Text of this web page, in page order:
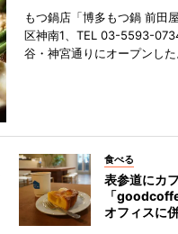
もつ鍋店「博多もつ鍋 前田
区神南1、TEL 03-5593-
谷・神宮通りにオープンした
食べる
表参道にカ
「
オフィスに